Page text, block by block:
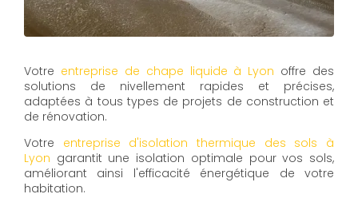
Votre entreprise de chape liquide à Lyon offre des
solutions de nivellement rapides et précises,
adaptées à tous types de projets de construction et
de rénovation.
Votre entreprise d'isolation thermique des sols à
Lyon garantit une isolation optimale pour vos sols,
améliorant ainsi l'efficacité énergétique de votre
habitation.